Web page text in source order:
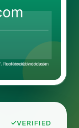
VERIFIED